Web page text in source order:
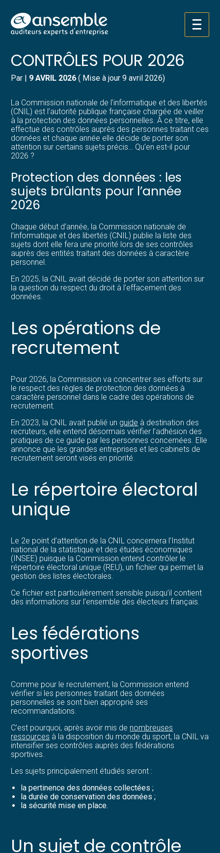
Aller
au
Créer et reprendre une activité
Gérer votre quotidien
Piloter votre entreprise
Développer votre entreprise
Construire votre patrimoine
Structurer votre croissance
Être prêt pour la facturation
électronique
Pilotez votre gestion
Suivre votre comptabilité
Gérer vos ressources humaines
Dématérialiser vos documents
CNIL : LE PROGRAMME DES
CONTRÔLES POUR 2026
Par | 9 AVRIL 2026 ( Mise à jour 9 avril 2026)
La Commission nationale de l’informatique et des libertés
(CNIL) est l’autorité publique française chargée de veiller
à la protection des données personnelles. À ce titre, elle
effectue des contrôles auprès des personnes traitant ces
données et chaque année elle décide de porter son
attention sur certains sujets précis… Qu’en est-il pour
2026 ?
Protection des données : les
sujets brûlants pour l’année
2026
Chaque début d’année, la Commission nationale de
l’informatique et des libertés (CNIL) publie la liste des
sujets dont elle fera une priorité lors de ses contrôles
auprès des entités traitant des données à caractère
personnel.
En 2025, la CNIL avait décidé de porter son attention sur
la question du respect du droit à l’effacement des
données.
Les opérations de
recrutement
Pour 2026, la Commission va concentrer ses efforts sur
le respect des règles de protection des données à
caractère personnel dans le cadre des opérations de
recrutement.
En 2023, la CNIL avait publié un guide à destination des
recruteurs, elle entend désormais vérifier l’adhésion des
pratiques de ce guide par les personnes concernées. Elle
annonce que les grandes entreprises et les cabinets de
recrutement seront visés en priorité.
Le répertoire électoral
unique
Le 2e point d’attention de la CNIL concernera l’Institut
national de la statistique et des études économiques
(INSEE) puisque la Commission entend contrôler le
répertoire électoral unique (REU), un fichier qui permet la
gestion des listes électorales.
Ce fichier est particulièrement sensible puisqu’il contient
des informations sur l’ensemble des électeurs français.
Les fédérations
sportives
Comme pour le recrutement, la Commission entend
vérifier si les personnes traitant des données
personnelles se sont bien approprié ses
recommandations.
C’est pourquoi, après avoir mis de nombreuses
ressources à la disposition du monde du sport, la CNIL va
intensifier ses contrôles auprès des fédérations
sportives.
Les sujets principalement étudiés seront :
la pertinence des données collectées ;
la durée de conservation des données ;
la sécurité mise en place.
Un sujet de contrôle